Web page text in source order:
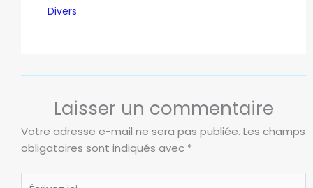
Divers
Laisser un commentaire
Votre adresse e-mail ne sera pas publiée. Les champs
obligatoires sont indiqués avec *